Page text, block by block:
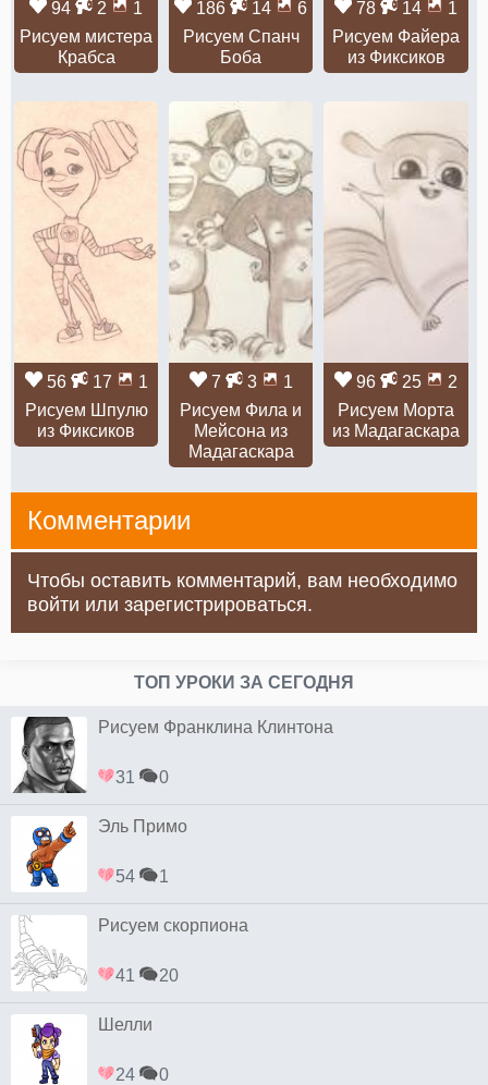
94 2
1
Рисуем мистера
Крабса
186 14
6
Рисуем Спанч
Боба
78 14
1
Рисуем Файера
из Фиксиков
56 17
1
Рисуем Шпулю
из Фиксиков
7 3
1
Рисуем Фила и
Мейсона из
Мадагаскара
96 25
2
Рисуем Морта
из Мадагаскара
Комментарии
Чтобы оставить комментарий, вам необходимо
войти или зарегистрироваться.
ТОП УРОКИ ЗА СЕГОДНЯ
Рисуем Франклина Клинтона
31 0
Эль Примо
54 1
Рисуем скорпиона
41 20
Шелли
24 0